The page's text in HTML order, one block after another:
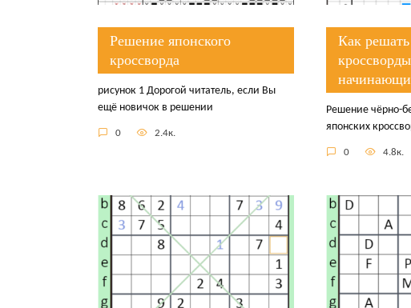
Решение японского
кроссворда
рисунок 1 Дорогой читатель, если Вы
ещё новичок в решении
0 2.4к.
Как
Решение чёрно-
японских
0 4.8к.